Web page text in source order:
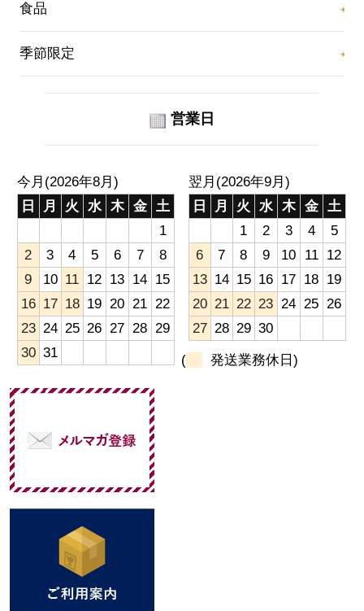
食品
季節限定
営業日
今月(2026年8月)
日
月 火 水 木 金 土
1
2
3 4 5 6 7
8
9
10 11 12 13 14 15
16 17 18 19 20 21 22
23 24 25 26 27 28 29
30 31
翌月(2026年9月)
日
月 火 水 木 金
土
1
2 3 4
5
6
7 8 9 10 11
12
13 14 15 16 17 18 19
20 21 22 23 24 25 26
27 28 29 30
( 発送業務休日)